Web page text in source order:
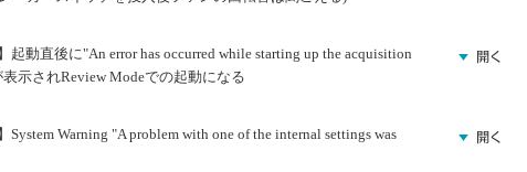
起動直後に"An error has occurred while starting up the acquisition
示されReview Modeでの起動になる
System Warning "A problem with one of the internal settings was